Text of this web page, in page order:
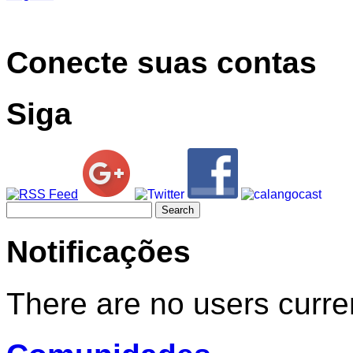
Conecte suas contas
Siga
for:
Notificações
There are no users